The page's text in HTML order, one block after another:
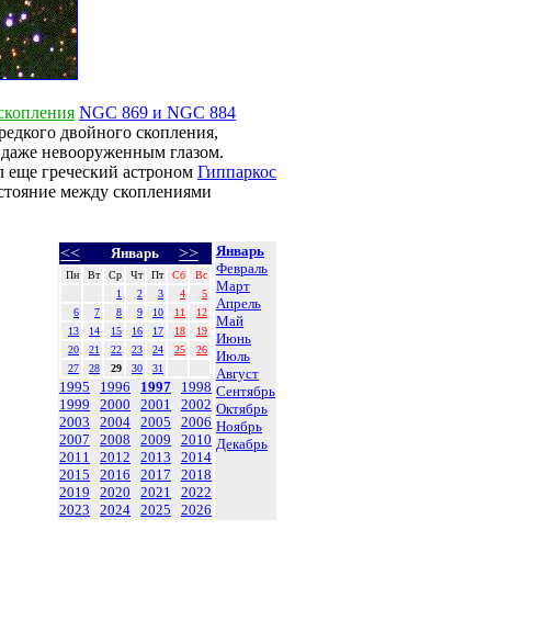
NGC 869 и NGC 884
двойного скопления,
невооруженным глазом.
еще греческий астроном Гиппаркос
между скоплениями
<< Январь >>
Пн Вт Ср Чт Пт Сб
Вс
1
2 3 4
5
6
7 8 9 10 11
12
13
14 15 16 17 18
19
20
21 22 23 24 25
26
27
28 29 30 31
1995 1996 1997
1998
1999
2000 2001
2002
2003
2004 2005
2006
2007
2008 2009
2010
2011
2012 2013
2014
2015
2016 2017
2018
2019
2020 2021
2022
2023
2024 2025 2026
Январь
Февраль
Март
Апрель
Май
Июнь
Июль
Август
Сентябрь
Октябрь
Ноябрь
Декабрь